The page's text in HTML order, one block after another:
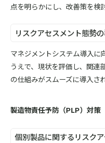
点を明らかにし、改善策を検
リスクアセスメント態勢
マネジメントシステム導入に
うえで、現状を評価し、関連
の仕組みがスムーズに導入さ
製造物責任予防（PLP）対策
個別製品に関するリスク